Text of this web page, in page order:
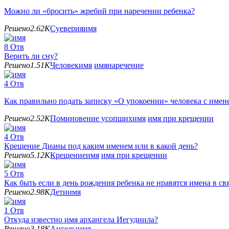
Можно ли «бросить» жребий при наречении ребенка?
Решено2.62KСуеверияимя
8 Отв
Верить ли сну?
Решено1.51KЧеловекимя имянаречение
4 Отв
Как правильно подать записку «О упокоении» человека с
Решено2.52KПоминовение усопшихимя имя при крещении
4 Отв
Крещение Дианы под каким именем или в какой день?
Решено5.12KКрещениеимя имя при крещении
5 Отв
Как быть если в день рождения ребенка не нравятся имена в
Решено2.98KДетиимя
1 Отв
Откуда известно имя архангела Иегудиила?